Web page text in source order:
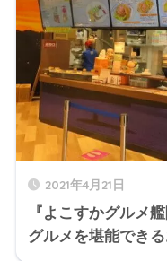
2021年4月21日
『よこすかグルメ
グルメを堪能できる